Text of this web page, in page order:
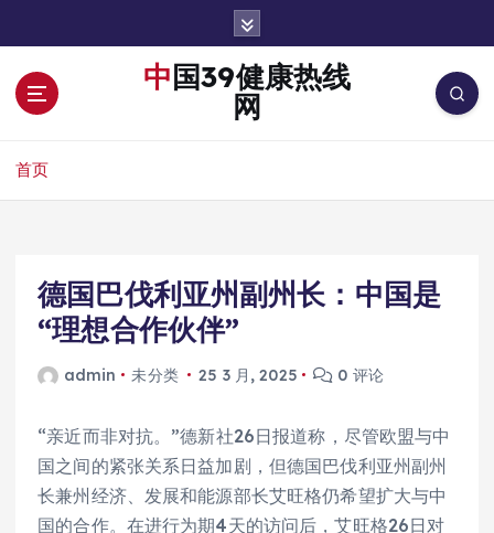
中国39健康热线
网
首页
德国巴伐利亚州副州长：中国是
“理想合作伙伴”
admin 未分类 25 3 月, 2025 0 评论
“亲近而非对抗。”德新社26日报道称，尽管欧盟与中
国之间的紧张关系日益加剧，但德国巴伐利亚州副州
长兼州经济、发展和能源部长艾旺格仍希望扩大与中
国的合作。在进行为期4天的访问后，艾旺格26日对